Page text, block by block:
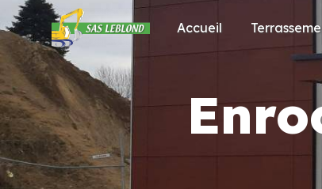
Panneau de gestion des cookies
Accueil